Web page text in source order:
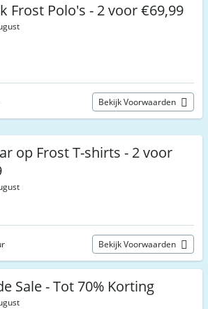
Frost Polo's - 2 voor €69,99
Bekijk Voorwaarden
op Frost T-shirts - 2 voor
Bekijk Voorwaarden
Sale - Tot 70% Korting